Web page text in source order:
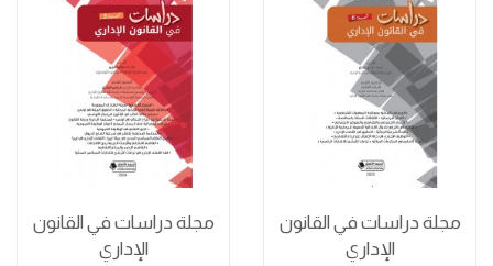
مجلة دراسات في القانون
الإداري
مجلة دراسات في القانون
الإداري